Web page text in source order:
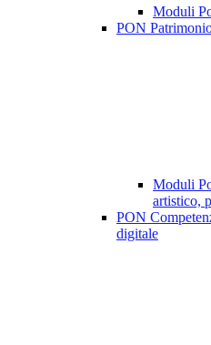
Moduli
PON
Moduli
artistico,
PON
digitale